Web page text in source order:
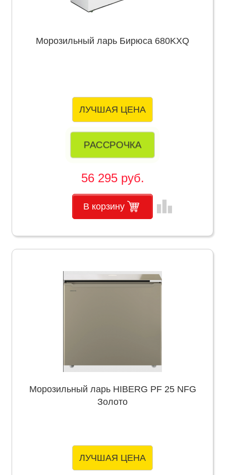
Морозильный ларь Бирюса 680KXQ
ЛУЧШАЯ ЦЕНА
РАССРОЧКА
56 295 руб.
В корзину leaderboard
Морозильный ларь HIBERG PF 25 NFG
Золото
ЛУЧШАЯ ЦЕНА